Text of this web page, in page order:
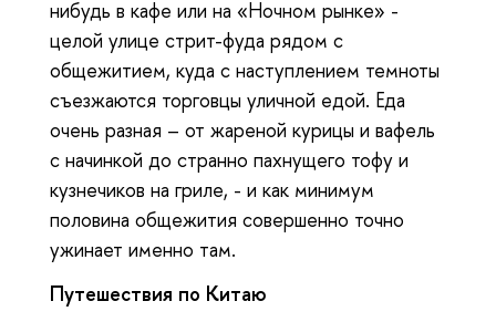
нибудь в кафе или на «Ночном рынке» -
целой улице стрит-фуда рядом с
общежитием, куда с наступлением темноты
съезжаются торговцы уличной едой. Еда
очень разная – от жареной курицы и вафель
с начинкой до странно пахнущего тофу и
кузнечиков на гриле, - и как минимум
половина общежития совершенно точно
ужинает именно там.
Путешествия по Китаю